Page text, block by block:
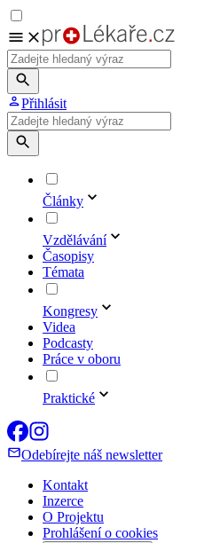
Přihlásit
Články
Vzdělávání
Časopisy
Témata
Kongresy
Videa
Podcasty
Práce v oboru
Praktické
Odebírejte náš newsletter
Kontakt
Inzerce
O Projektu
Prohlášení o cookies